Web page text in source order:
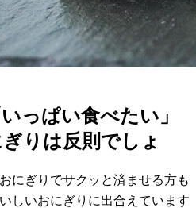
っぱい食べたい」
りは反則でしょ
にぎりでサクッと済ませる方も
しいおにぎりに出合えています